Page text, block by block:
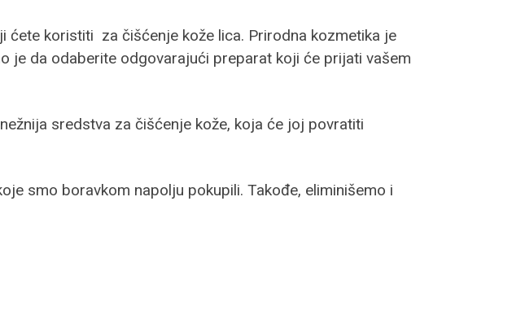
ćete koristiti za čišćenje kože lica. Prirodna kozmetika je
je da odaberite odgovarajući preparat koji će prijati vašem
sredstva za čišćenje kože, koja će joj povratiti
smo boravkom napolju pokupili. Takođe, eliminišemo i